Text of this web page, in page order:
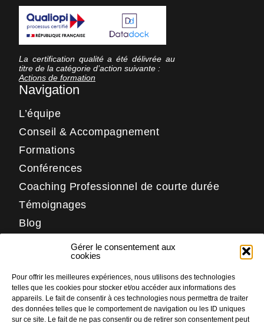
Gérer le consentement aux
cookies
Pour offrir les meilleures expériences, nous utilisons des technologies
telles que les cookies pour stocker et/ou accéder aux informations des
appareils. Le fait de consentir à ces technologies nous permettra de traiter
des données telles que le comportement de navigation ou les ID uniques
sur ce site. Le fait de ne pas consentir ou de retirer son consentement peut
La certification qualité a été délivrée au
titre de la catégorie d’action suivante :
Actions de formation
Navigation
L’équipe
Conseil & Accompagnement
Formations
Conférences
Coaching Professionnel de courte durée
Témoignages
Blog
LinkedIn
Facebook
Instagram